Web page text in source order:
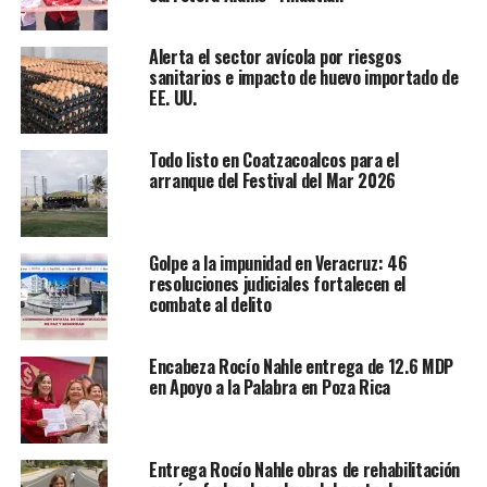
bajo el principio de atender y respetar a todos, pero
privilegiando siempre la ayuda a los pobres y
necesitados. Es oportuno decir que este fraterno ideal lo
hemos podido convertir en realidad”, aseveró.
En el Zócalo de la Ciudad de México, el mandatario dijo
que sólo es posible cambiar una realidad autoritaria, de
injusticias y corrupción con el respaldo de los de abajo,
no de las élites.
“Lo más humano y eficaz es mirar, atender y caminar
acompañados de la gente, porque en ella está la bondad
y la lealtad verdadera. Si nos preguntamos (…) ¿Por
servir primero? Al pueblo. ¿Con quién transformar? Con
el pueblo. ¿En quién confiar? En el pueblo. ¿Quién nos
protege? El pueblo. ¿Qué somos? Pueblo”, enfatizó.
El presidente López Obrador sostuvo que, mientras la
Alerta el sector avícola por riesgos
sanitarios e impacto de huevo importado de
EE. UU.
Todo listo en Coatzacoalcos para el
arranque del Festival del Mar 2026
Golpe a la impunidad en Veracruz: 46
resoluciones judiciales fortalecen el
combate al delito
Encabeza Rocío Nahle entrega de 12.6 MDP
en Apoyo a la Palabra en Poza Rica
Entrega Rocío Nahle obras de rehabilitación